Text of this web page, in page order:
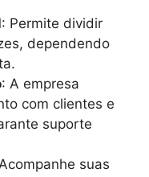
: Permite dividir
dependendo
: A empresa
com clientes e
suporte
suas